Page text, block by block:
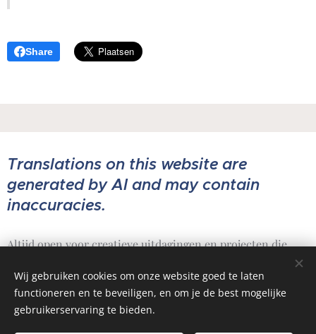
Share
Translations on this website are
generated by AI and may contain
inaccuracies.
Altijd open voor creatieve uitdagingen en projecten die
Wij gebruiken cookies om onze website goed te laten
functioneren en te beveiligen, en om je de best mogelijke
gebruikerservaring te bieden.